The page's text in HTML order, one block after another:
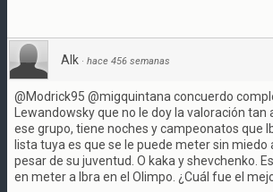
Alk · hace 456 semanas
@Modrick95 @migquintana concuerdo
Lewandowsky que no le doy la valoración tan
ese grupo, tiene noches y campeonatos que
lista tuya es que se le puede meter sin miedo
pesar de su juventud. O kaka y shevchenko.
en meter a Ibra en el Olimpo. ¿Cuál fue el